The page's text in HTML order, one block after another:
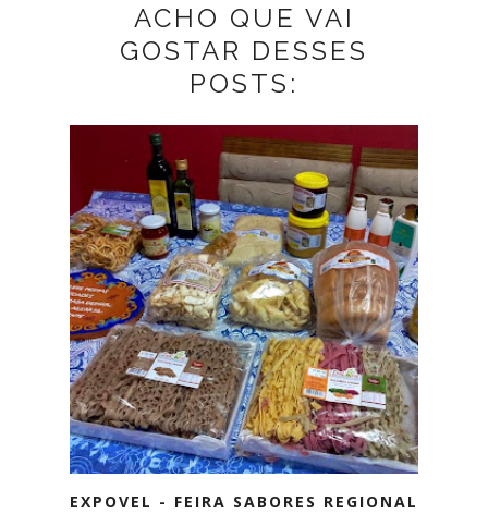
ACHO QUE VAI
GOSTAR DESSES
POSTS:
EXPOVEL - FEIRA SABORES REGIONAL